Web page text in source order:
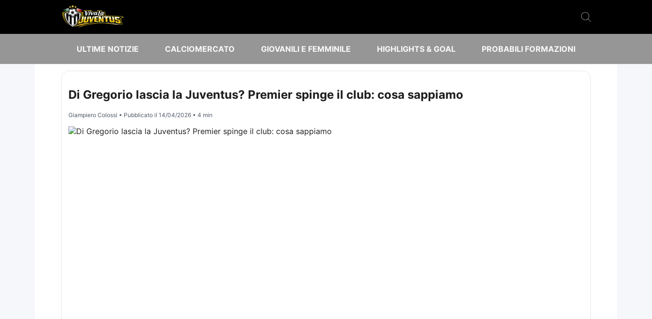
ULTIME NOTIZIE CALCIOMERCATO GIOVANILI E FEMMINILE HIGHLIGHTS & GOAL PROBABILI FORMAZIONI
Di Gregorio lascia la Juventus? Premier spinge il club: cosa sappiamo
Giampiero Colossi • Pubblicato il 14/04/2026• 4 min